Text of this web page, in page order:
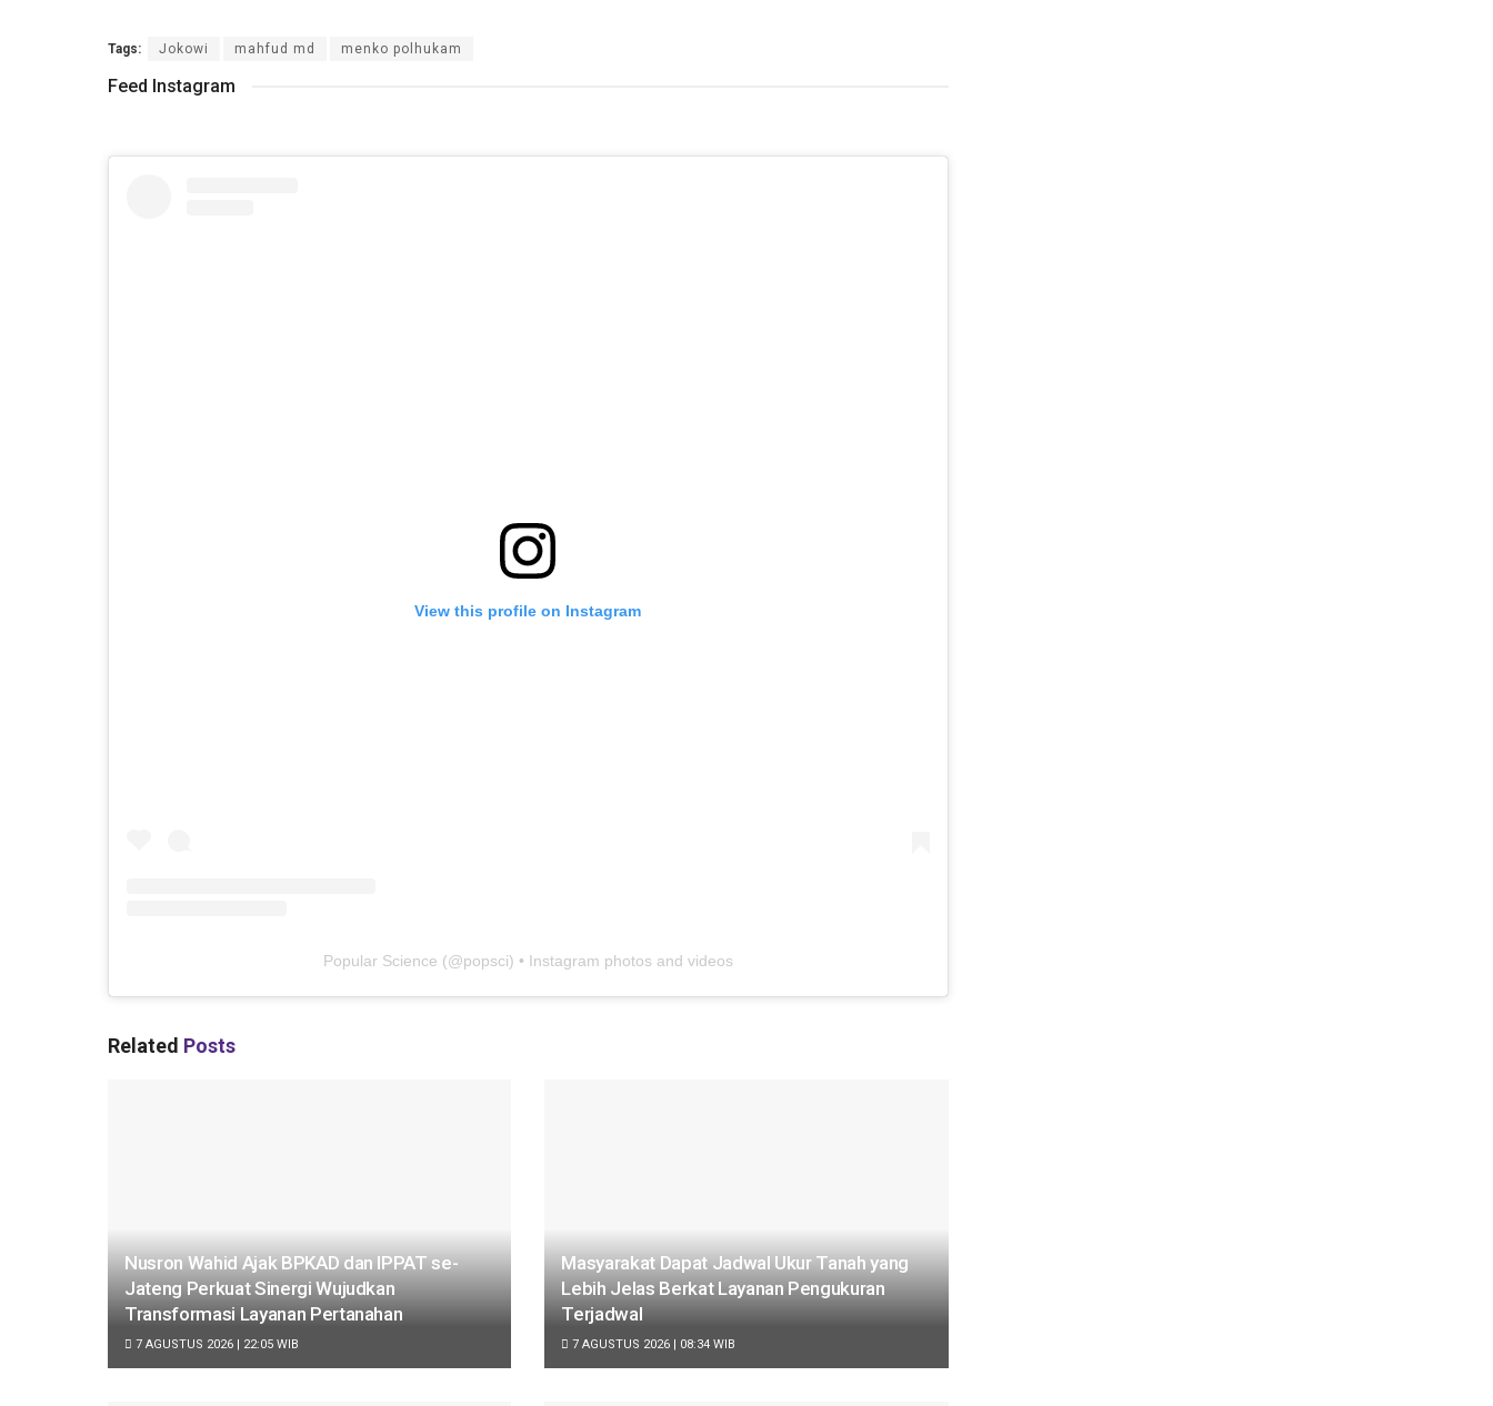
Tags: Jokowi mahfud md menko polhukam
Feed Instagram
View this profile on Instagram
Popular Science (@popsci) • Instagram photos and videos
Related Posts
Nusron Wahid Ajak BPKAD dan IPPAT se-
Jateng Perkuat Sinergi Wujudkan
Transformasi Layanan Pertanahan
7 AGUSTUS 2026 | 22:05 WIB
Masyarakat Dapat Jadwal Ukur Tanah yang
Lebih Jelas Berkat Layanan Pengukuran
Terjadwal
7 AGUSTUS 2026 | 08:34 WIB